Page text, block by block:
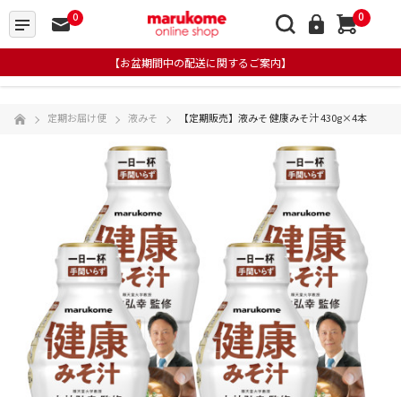
0 0
【お盆期間中の配送に関するご案内】
定期お届け便 液みそ 【定期販売】液みそ 健康みそ汁 430g×4本